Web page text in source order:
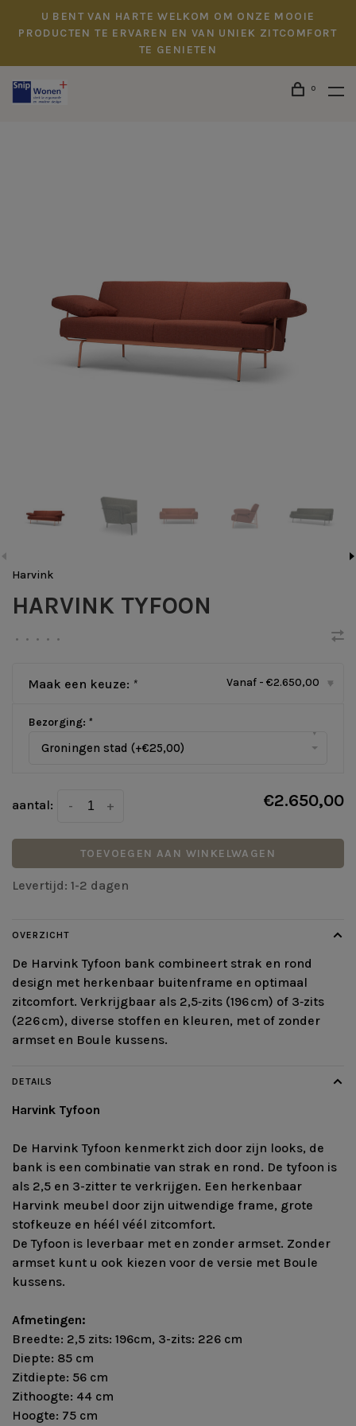
U BENT VAN HARTE WELKOM OM ONZE MOOIE
PRODUCTEN TE ERVAREN EN VAN UNIEK ZITCOMFORT
TE GENIETEN
0
Harvink
HARVINK TYFOON
• • • • •
Maak een keuze: * Vanaf - €2.650,00 ▾
Bezorging: *
Groningen stad (+€25,00)
▾
aantal: +
- €2.650,00
TOEVOEGEN AAN WINKELWAGEN
Levertijd: 1-2 dagen
OVERZICHT
De Harvink Tyfoon bank combineert strak en rond
design met herkenbaar buitenframe en optimaal
zitcomfort. Verkrijgbaar als 2,5‑zits (196 cm) of 3‑zits
(226 cm), diverse stoffen en kleuren, met of zonder
armset en Boule kussens.
DETAILS
Harvink Tyfoon
De Harvink Tyfoon kenmerkt zich door zijn looks, de
bank is een combinatie van strak en rond. De tyfoon is
als 2,5 en 3-zitter te verkrijgen. Een herkenbaar
Harvink meubel door zijn uitwendige frame, grote
stofkeuze en héél véél zitcomfort.
De Tyfoon is leverbaar met en zonder armset. Zonder
armset kunt u ook kiezen voor de versie met Boule
kussens.
Afmetingen:
Breedte: 2,5 zits: 196cm, 3-zits: 226 cm
Diepte: 85 cm
Zitdiepte: 56 cm
Zithoogte: 44 cm
Hoogte: 75 cm